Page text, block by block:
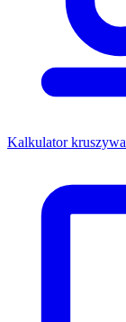
Kalkulator kruszywa